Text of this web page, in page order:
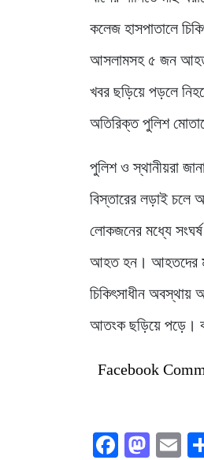
কলেজ হাসপাতালে
আসলামসহ ৫ জন আহত
খবর ছড়িয়ে পড়লে
অতিরিক্ত পুলিশ
পুলিশ ও স্থানীয়রা
বিস্তারের লড়াই চলে
লোকজনের মধ্যে
আহত হন। আহতদের
চিকিৎসাধীন
আতংক ছড়িয়ে পড়ে।
Facebook